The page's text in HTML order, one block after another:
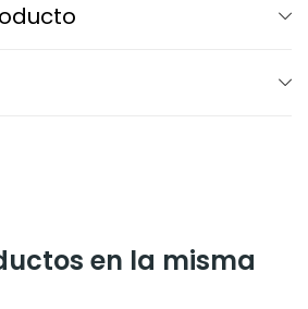
en la misma